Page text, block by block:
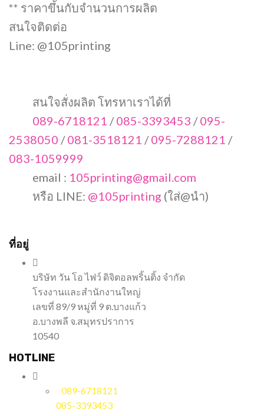
** ราคาขึ้นกับจำนวนการผลิต
สนใจติดต่อ
Line: @105printing
สนใจสั่งผลิต โทรหาเราได้ที่
089-6718121 /085-3393453 /095-
2538050 /081-3518121 /095-7288121 /
083-1059999
email : 105printing@gmail.com
หรือ LINE: @105printing (ใส่@นำ)
ที่อยู่
บริษัท วัน โอ ไฟว์ ดิจิตอลพริ้นติ้ง จำกัด
โรงงานและสำนักงานใหญ่
เลขที่ 89/9 หมู่ที่ 9 ต.บางแก้ว
อ.บางพลี จ.สมุทรปราการ
10540
HOTLINE
089-6718121
085-3393453